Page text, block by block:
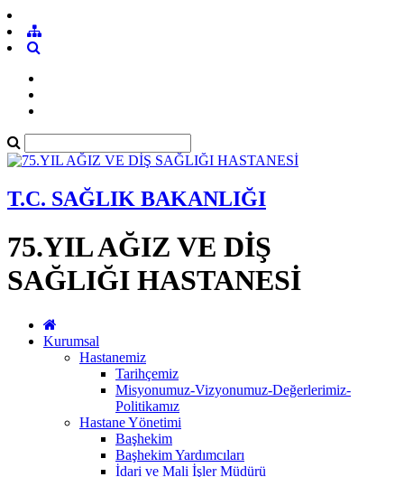
T.C. SAĞLIK BAKANLIĞI
75.YIL AĞIZ VE DİŞ
SAĞLIĞI HASTANESİ
Kurumsal
Hastanemiz
Tarihçemiz
Misyonumuz-Vizyonumuz-Değerlerimiz-
Politikamız
Hastane Yönetimi
Başhekim
Başhekim Yardımcıları
İdari ve Mali İşler Müdürü